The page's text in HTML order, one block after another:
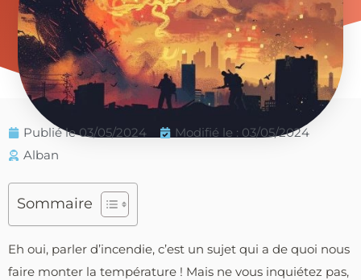
Publié le 03/05/2024
Modifié le : 03/05/2024
Alban
Sommaire
Eh oui, parler d’incendie, c’est un sujet qui a de quoi nous
faire monter la température ! Mais ne vous inquiétez pas,